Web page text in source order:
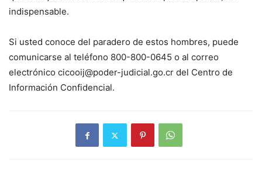
indispensable.
Si usted conoce del paradero de estos hombres, puede
comunicarse al teléfono 800-800-0645 o al correo
electrónico cicooij@poder-judicial.go.cr del Centro de
Información Confidencial.